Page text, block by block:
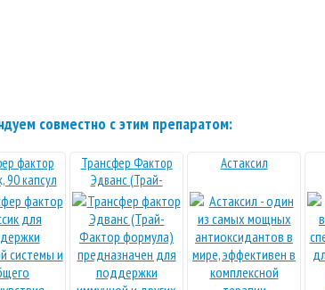
совместно с этим препаратом:
фактор
90 капсул
Трансфер Фактор
Эдванс (Трай-
Фактор формула)
Астаксил